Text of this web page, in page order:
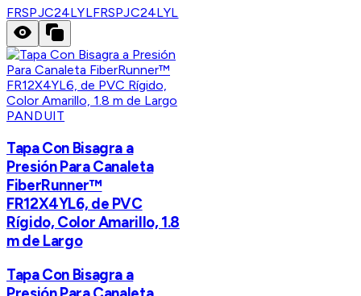
FRSPJC24LYLFRSPJC24LYL
PANDUIT
Tapa Con Bisagra a
Presión Para Canaleta
FiberRunner™
FR12X4YL6, de PVC
Rígido, Color Amarillo, 1.8
m de Largo
Tapa Con Bisagra a